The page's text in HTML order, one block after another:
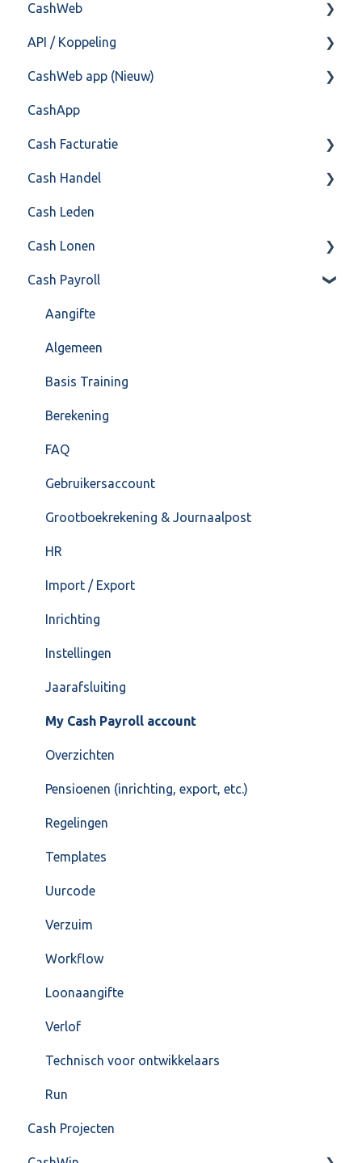
Import/Export
Postbus
Training & Consultancy
Overig
Boekhoud
Fiscaal
Overig
CashWeb
CashHero Layout
Mailen vanuit CASHWeb
Algemeen gebruik
API / Koppeling
Algemeen
Api 3.0 (SOAP API)
API 4.0 (REST API)
CashWeb app (Nieuw)
Veel gestelde vragen
CashApp
Cash Facturatie
Factureren
Instellingen
Algemeen
Formulierlayout
Cash Handel
Inkoop
Verkoop
Voorraad
Overig
VoorraadService & Onderhoud
Cash Leden
Cash Lonen
Algemeen
Inrichting
Jaarafsluiting
Salarisberekening
Overig
FAQ – Beëindiging CASH Lonen en overstap naar
Cash Payroll
Aangifte
Algemeen
Basis Training
Berekening
FAQ
Gebruikersaccount
Grootboekrekening & Journaalpost
HR
Import / Export
Inrichting
Instellingen
Jaarafsluiting
My Cash Payroll account
Overzichten
Pensioenen (inrichting, export, etc.)
Regelingen
Templates
Uurcode
Verzuim
Workflow
Loonaangifte
Verlof
Technisch voor ontwikkelaars
Run
Cash Projecten